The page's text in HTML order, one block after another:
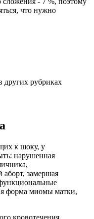
что нужно
рубриках
к шоку, у
нарушенная
замершая
форма миомы матки,
кровотечения,